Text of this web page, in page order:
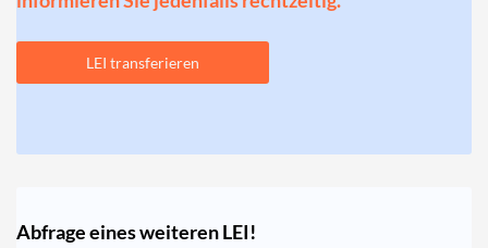
LEI transferieren
Abfrage eines weiteren LEI!